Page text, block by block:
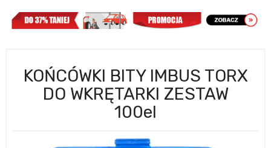
KOŃCÓWKI BITY IMBUS TORX
DO WKRĘTARKI ZESTAW
100el